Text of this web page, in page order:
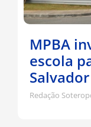
MPBA
escola
Salvador
Redação